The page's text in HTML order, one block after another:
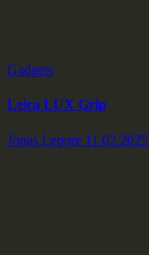
Gadgets
Leica LUX Grip
Jonas Lepore 11.02.2025